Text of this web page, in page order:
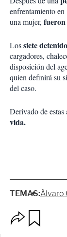
enfrentamiento
una mujer, fueron
Lossiete
cargadores,
disposición del
quien definirá su
del caso.
Derivado de estas
vida.
TEMAS:Álvaro